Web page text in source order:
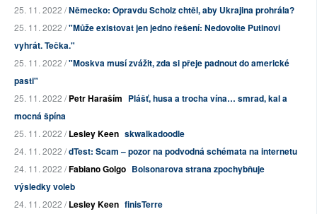
25. 11. 2022 /Německo: Opravdu Scholz chtěl, aby Ukrajina prohrála?
25. 11. 2022 /"Může existovat jen jedno řešení: Nedovolte Putinovi
vyhrát. Tečka."
25. 11. 2022 /"Moskva musí zvážit, zda si přeje padnout do americké
pasti"
25. 11. 2022 /Petr Haraším Plášť, husa a trocha vína… smrad, kal a
mocná špína
25. 11. 2022 /Lesley Keen skwalkadoodle
24. 11. 2022 /dTest: Scam – pozor na podvodná schémata na internetu
24. 11. 2022 /Fabiano Golgo Bolsonarova strana zpochybňuje
výsledky voleb
24. 11. 2022 /Lesley Keen finisTerre